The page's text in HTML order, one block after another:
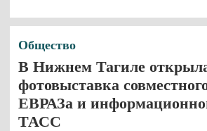
Общество
В Нижнем Тагиле
фотовыставка
ЕВРАЗа и
ТАСС